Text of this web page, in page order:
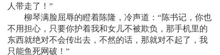
人带走了！”
柳琴满脸屈辱的瞪着陈隆，冷声道：“陈书记，你也
不用担心，只要你护着我和女儿不被欺负，那手机里的
东西就绝对不会传出去，不然的话，那就对不起了，我
只能鱼死网破！”